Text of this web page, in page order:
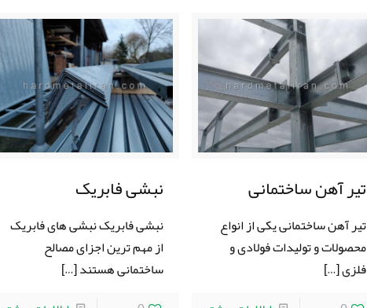
تیر آهن ساختمانی
تیر آهن ساختمانی یکی از انواع
محصولات و تولیدات فولادی و
فلزی[…]
نبشی فابریک
نبشی فابریک نبشی های فابریک
از مهم ترین اجزای مصالح
ساختمانی هستند[…]